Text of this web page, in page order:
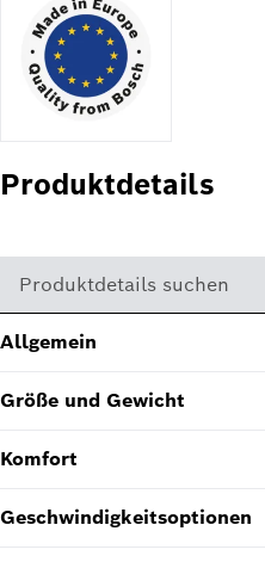
Produktdetails
Produktdetails suchen
Allgemein
Größe und Gewicht
Komfort
Geschwindigkeitsoptionen